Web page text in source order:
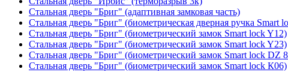
Стальная дверь "Бриг" (адаптивная замковая часть)
Стальная дверь "Бриг" (биометрическая дверная ручка Smart
Стальная дверь "Бриг" (биометрический замок Smart lock Y12)
Стальная дверь "Бриг" (биометрический замок Smart lock Y23)
Стальная дверь "Бриг" (биометрический замок Smart lock DZ
Стальная дверь "Бриг" (биометрический замок Smart lock К06)